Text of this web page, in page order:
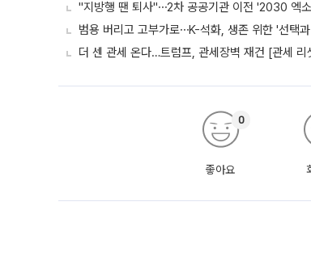
"지방행 땐 퇴사"⋯2차 공공기관 이전 '2030 엑
범용 버리고 고부가로⋯K-석화, 생존 위한 '선택
더 센 관세 온다…트럼프, 관세장벽 재건 [관세
좋아요
0